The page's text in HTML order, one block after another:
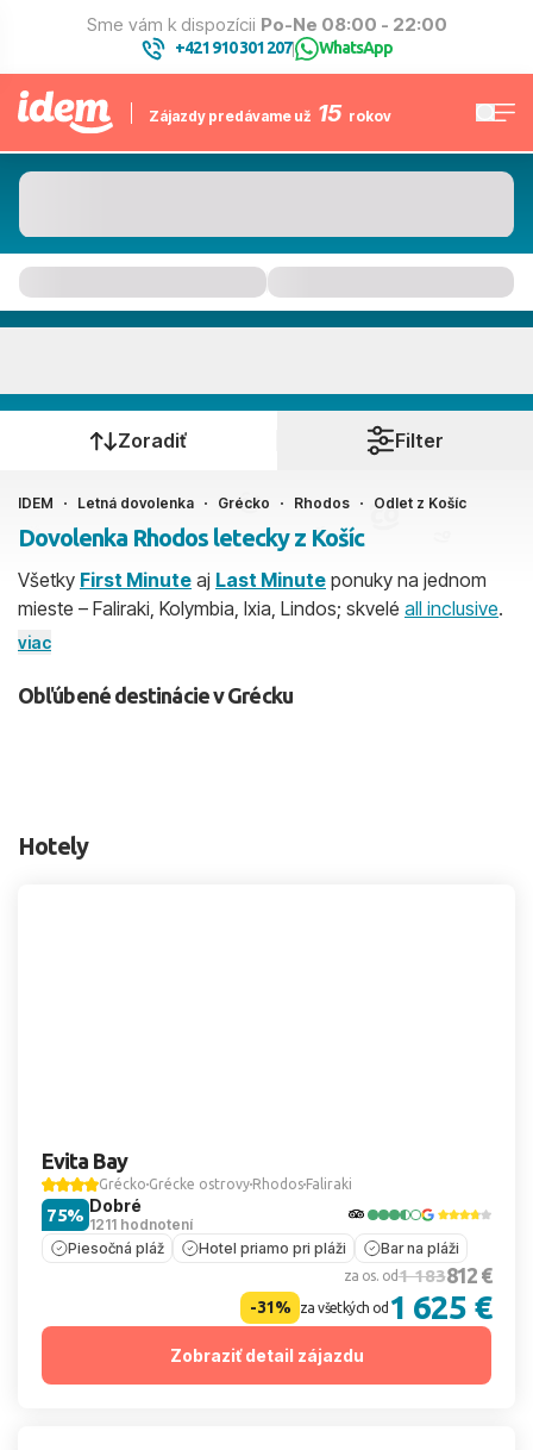
Sme vám k dispozícii Po-Ne 08:00 - 22:00
+421 910 301 207| WhatsApp
Zájazdy predávame už 15 rokov
Kedy cestujete?
Košice
2 dospelí, 0 deti
Zoradiť Filter
IDEM Letná dovolenka Grécko Rhodos Odlet z Košíc
Dovolenka Rhodos letecky z Košíc
Všetky First Minute aj Last Minute ponuky na jednom
mieste – Faliraki, Kolymbia, Ixia, Lindos; skvelé all inclusive.
Priamy let bez prestupu trvá cca 2 h 45 min.
jún – september.
viac
Obľúbené destinácie v Grécku
Hotely
Evita Bay
Grécko Grécke ostrovy Rhodos Faliraki
Dobré
1211 hodnotení
75%
Piesočná pláž Hotel priamo pri pláži Bar na pláži
za os. od1 183812 €
-31% za všetkých od 1 625 €
Zobraziť detail zájazdu